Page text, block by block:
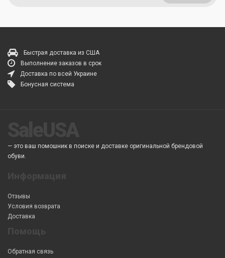
Быстрая доставка из США
Выполнение заказов в срок
Доставка по всей Украине
Бонусная система
— это ваш помошник в поиске и доставке оригинальной брендовой
обуви.
Отзывы
Условия возврата
Доставка
Обратная связь